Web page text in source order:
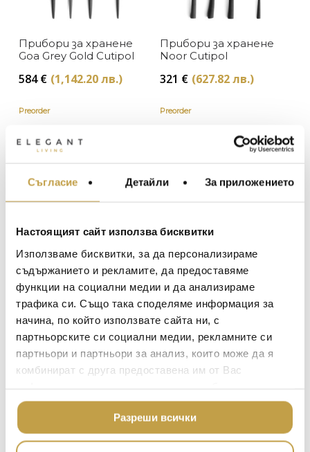
Съгласие Детайли За приложението
Настоящият сайт използва бисквитки
Използваме бисквитки, за да персонализираме
съдържанието и рекламите, да предоставяме
функции на социални медии и да анализираме
трафика си. Също така споделяме информация за
начина, по който използвате сайта ни, с
партньорските си социални медии, рекламните си
партньори и партньори за анализ, които може да я
комбинират с друга предоставена им от Вас
ползването от Ваша страна на услугите им.
Разреши всички
Прибори за хранене
Goa Grey Gold Cutipol
584€ (1,142.20 лв.)
Прибори за хранене
Noor Cutipol
321 € (627.82 лв.)
Preorder
Прибори за хранене
Moon Matte Blue
Cutipol
565€ (1,105.04 лв.)
Preorder
Прибори за хранене
Moon Matte Gold
Cutipol
615€ (1,202.84 лв.)
Preorder В наличност
МЕБЕЛИ ЗА ДОМА И
ЗА МАСАТА
ТЕКСТИЛ ЗА ДОМА
АРОМАТИ ЗА ДОМА
ИЗКУСТВО И КНИГИ
ВИСОК КЛАС
МЕБЕЛИ
ПОДАРЪЦИ
BACCARAT
TOM DIXON
MICHAEL ARAM
ASSOULINE
SELETTI
DOLCE & GABBANA
ETHNICRAFT